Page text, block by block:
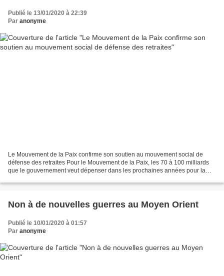
Publié le 13/01/2020 à 22:39
Par anonyme
Le Mouvement de la Paix confirme son soutien au mouvement social de
défense des retraites Pour le Mouvement de la Paix, les 70 à 100 milliards
que le gouvernement veut dépenser dans les prochaines années pour la
Non à de nouvelles guerres au Moyen Orient
Publié le 10/01/2020 à 01:57
Par anonyme